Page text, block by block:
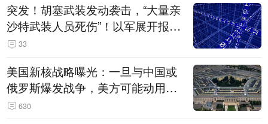
突发！胡塞武装发动袭击，“大量亲
沙特武装人员死伤”！以军展开报复
性空袭
33
美国新核战略曝光：一旦与中国或
俄罗斯爆发战争，美方可能动用战
术核武器
630